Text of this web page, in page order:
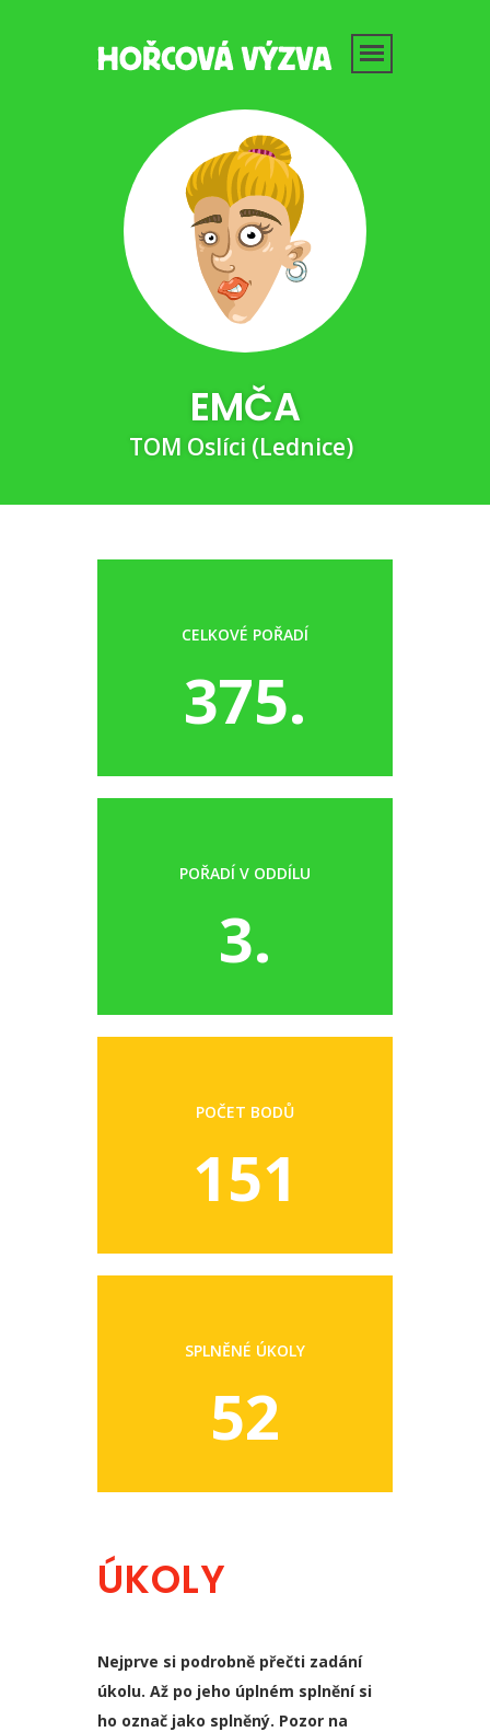
EMČA
TOM Oslíci (Lednice)
CELKOVÉ POŘADÍ
375.
POŘADÍ V ODDÍLU
3.
POČET BODŮ
151
SPLNĚNÉ ÚKOLY
52
ÚKOLY
Nejprve si podrobně přečti zadání
úkolu. Až po jeho úplném splnění si
ho označ jako splněný. Pozor na